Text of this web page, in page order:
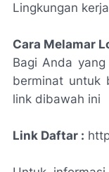
Lingkungan
Cara Melamar
Bagi Anda
berminat untuk
link dibawah ini
Link Daftar :